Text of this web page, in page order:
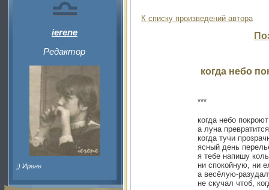
ierene
Редактор
;) Ирене
К списку произведений автора
когда небо
***
когда небо
а луна
когда тучи
ясный день
я тебе напишу
ни спокойную, ни
а весёлую-
не скучал чтоб,